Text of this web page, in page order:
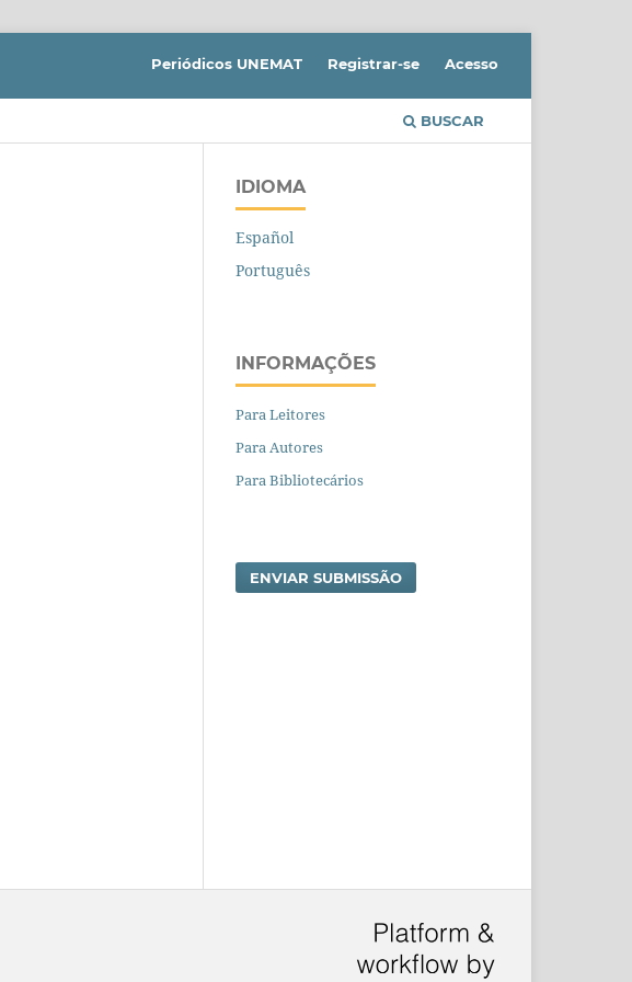
BUSCAR
Periódicos UNEMAT Registrar-se Acesso
IDIOMA
Español
Português
INFORMAÇÕES
Para Leitores
Para Autores
Para Bibliotecários
ENVIAR SUBMISSÃO